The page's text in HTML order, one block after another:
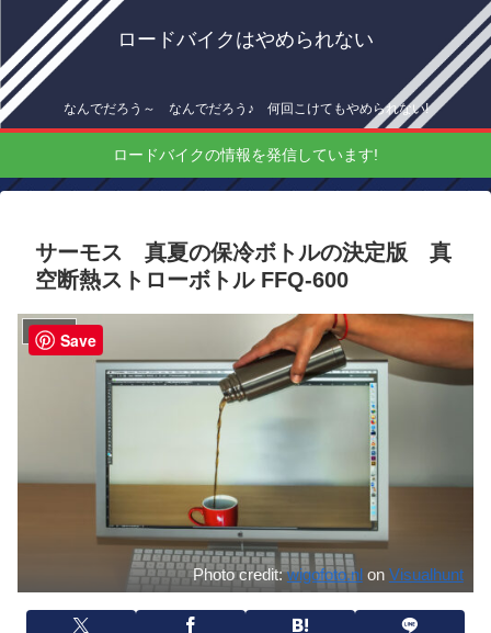
ロードバイクはやめられない
なんでだろう～ なんでだろう♪ 何回こけてもやめられない!
ロードバイクの情報を発信しています!
サーモス 真夏の保冷ボトルの決定版 真
空断熱ストローボトル FFQ-600
インプレ
Photo credit:wigofoto.nlon Visualhunt
Save